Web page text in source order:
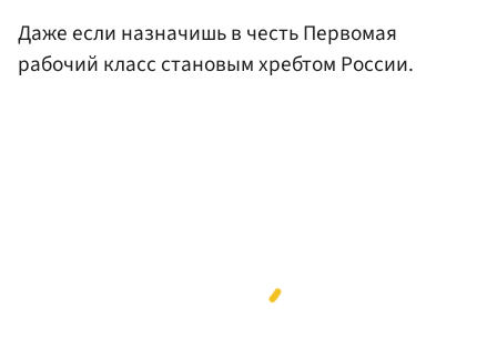
Даже если назначишь в честь Первомая
рабочий класс становым хребтом России.